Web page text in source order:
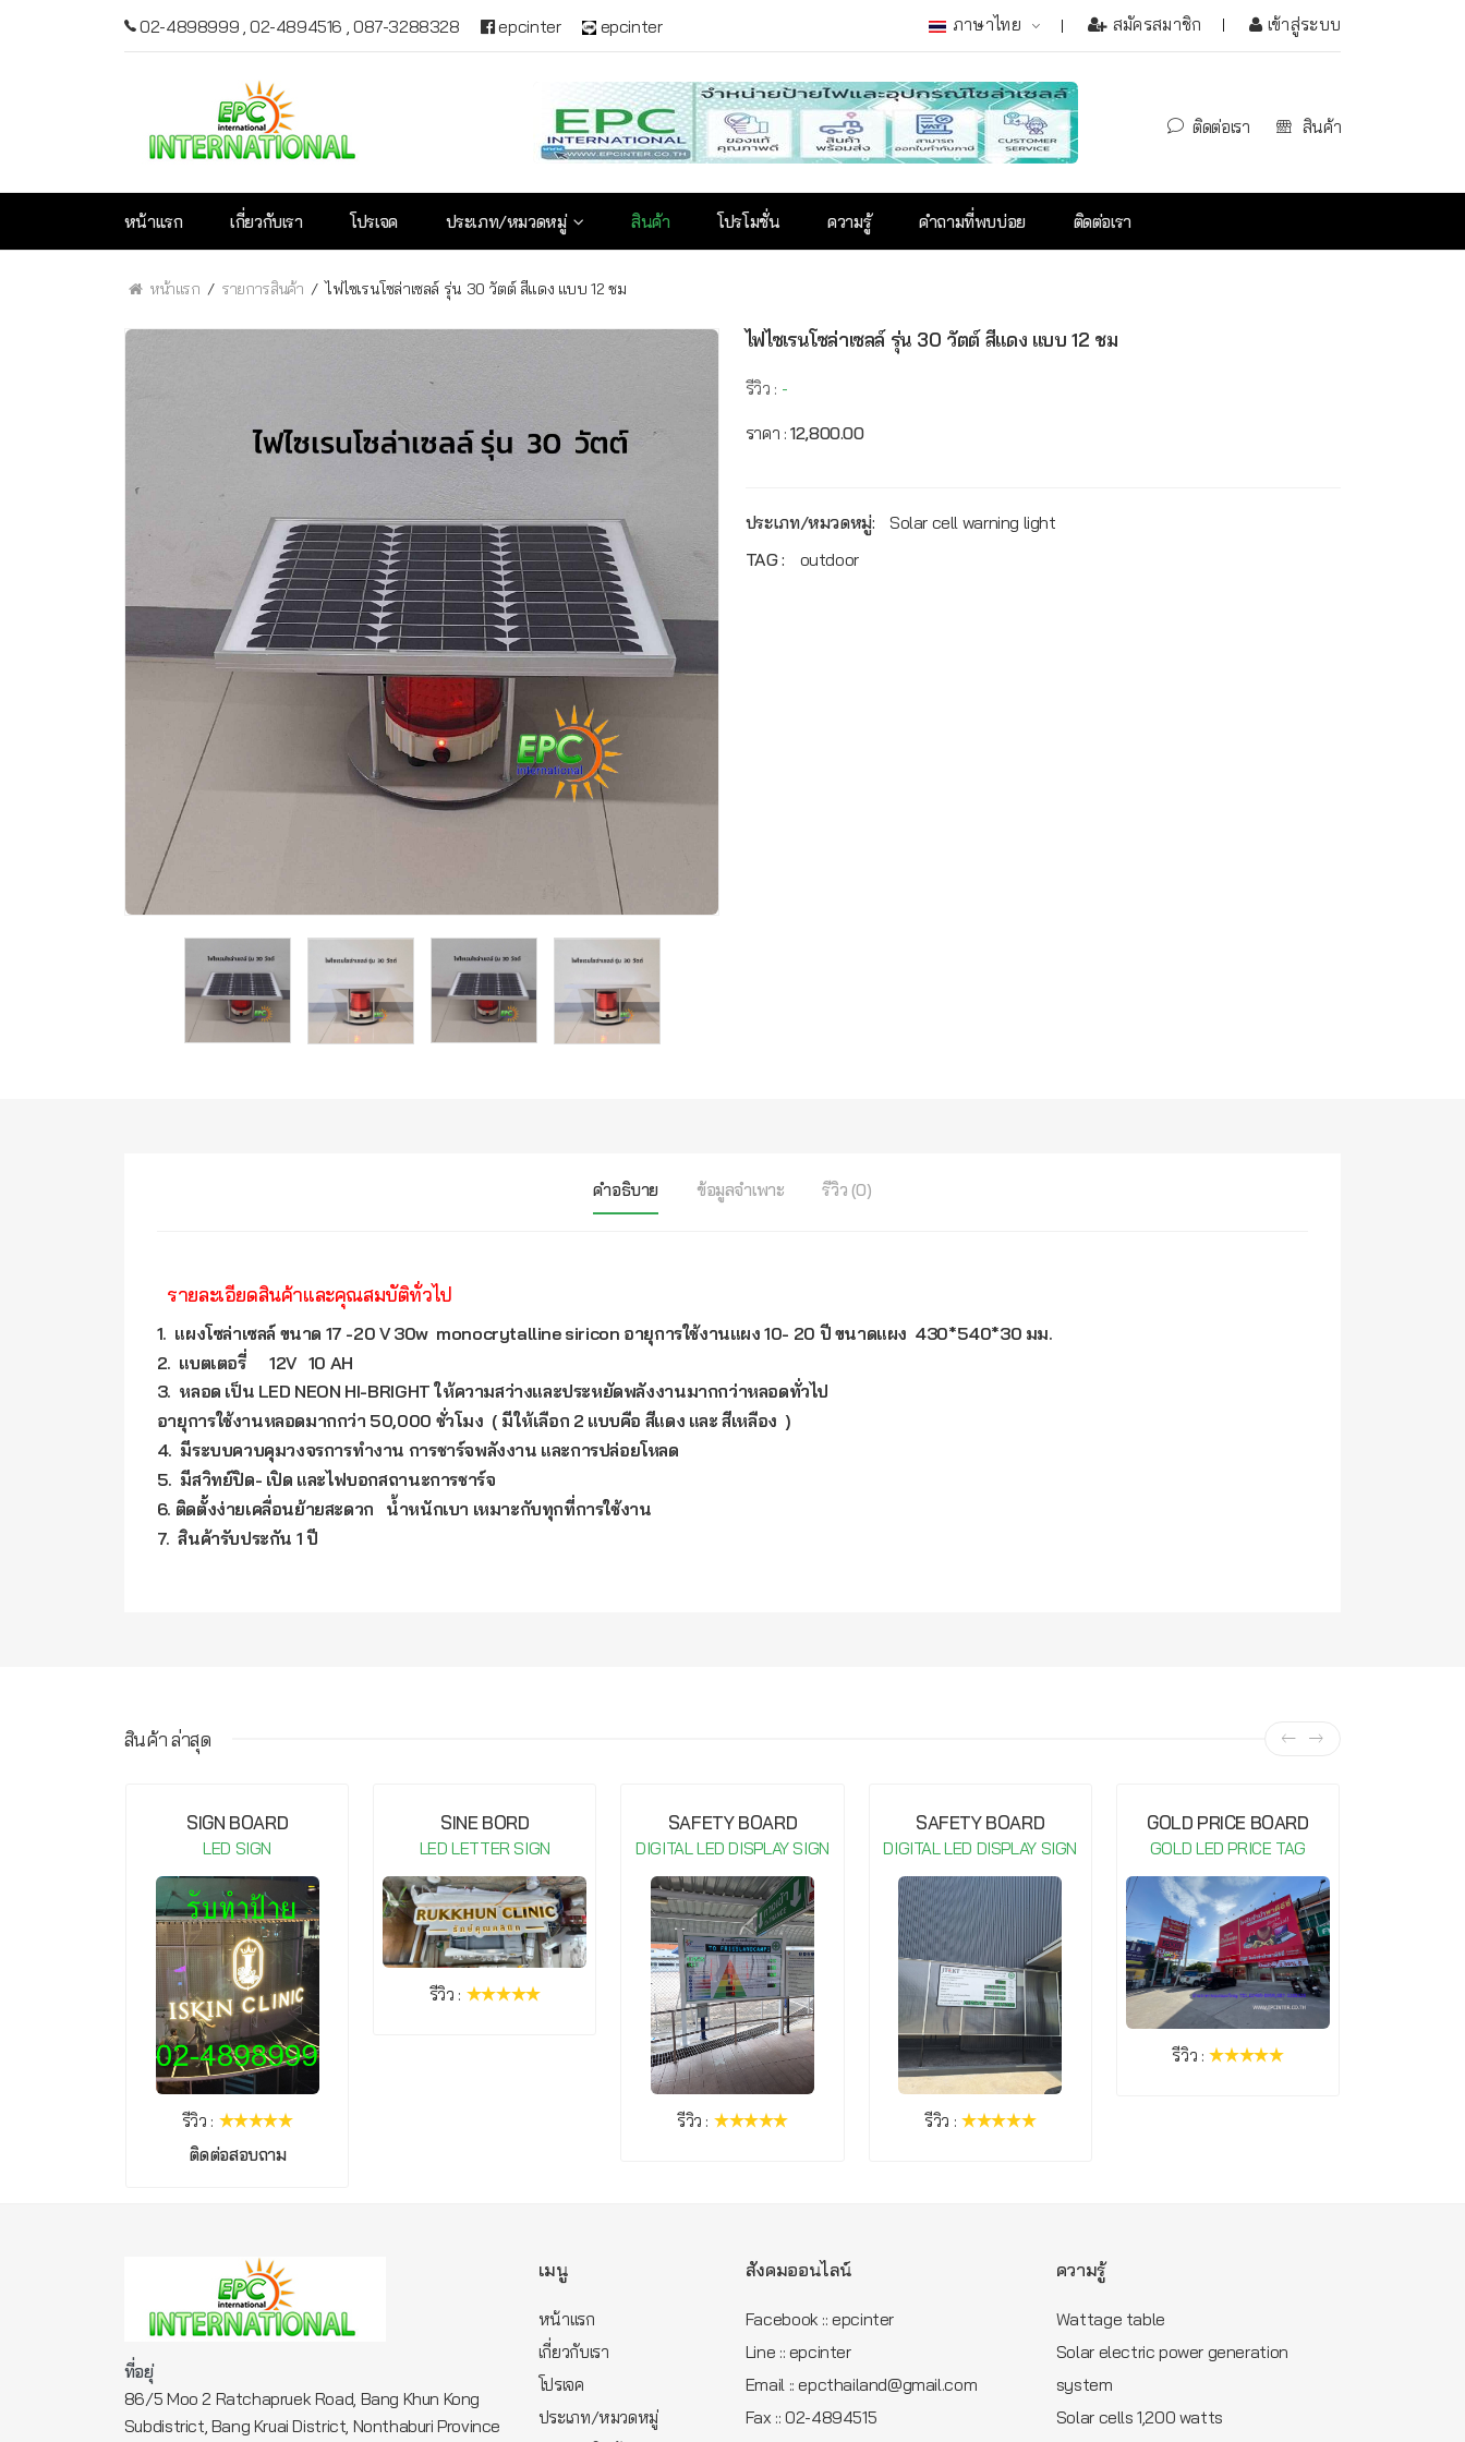
02-4898999 ,02-4894516 087-3288328 epcinter epcinter ภาษาไทย สมัครสมาชิก เข้าสู่ระบบ
ติดต่อเรา สินค้า
หน้าแรก เกี่ยวกับเรา โปรเจค ประเภท/หมวดหมู่ สินค้า โปรโมชั่น ความรู้ คำถามที่พบบ่อย ติดต่อเรา
หน้าแรก รายการสินค้า ไฟไซเรนโซล่าเซลล์ รุ่น 30 วัตต์ สีแดง แบบ 12 ชม
ไฟไซเรนโซล่าเซลล์ รุ่น 30 วัตต์ สีแดง แบบ 12 ชม
รีวิว : -
ราคา :12,800.00
ประเภท/หมวดหมู่:
Solar cell warning light
TAG :
outdoor
คำอธิบาย ข้อมูลจำเพาะ รีวิว (0)
รายละเอียดสินค้าและคุณสมบัติทั่วไป
1. แผงโซล่าเซลล์ ขนาด 17 -20 V 30w monocrytalline siricon อายุการใช้งานแผง 10- 20 ปี ขนาดแผง 430*540*30 มม.
2. แบตเตอรี่ 12V 10 AH
3. หลอด เป็น LED NEON HI-BRIGHT ให้ความสว่างและประหยัดพลังงานมากกว่าหลอดทั่วไป
อายุการใช้งานหลอดมากกว่า 50,000 ชั่วโมง ( มีให้เลือก 2 แบบคือ สีแดง และ สีเหลือง )
4. มีระบบควบคุมวงจรการทำงาน การชาร์จพลังงาน และการปล่อยโหลด
5. มีสวิทย์ปิด- เปิด และไฟบอกสถานะการชาร์จ
6. ติดตั้งง่ายเคลื่อนย้ายสะดวก น้ำหนักเบา เหมาะกับทุกที่การใช้งาน
7. สินค้ารับประกัน 1 ปี
สินค้า ล่าสุด
SIGN BOARD
LED SIGN
รีวิว :
ติดต่อสอบถาม
SINE BORD
LED LETTER SIGN
รีวิว :
SAFETY BOARD
DIGITAL LED DISPLAY SIGN
รีวิว :
SAFETY BOARD
DIGITAL LED DISPLAY SIGN
รีวิว :
GOLD PRICE BOARD
GOLD LED PRICE TAG
รีวิว :
ที่อยุ่
86/5 Moo 2 Ratchapruek Road, Bang Khun Kong
Subdistrict, Bang Kruai District, Nonthaburi Province
เมนู
หน้าแรก
เกี่ยวกับเรา
โปรเจค
ประเภท/หมวดหมู่
สังคมออนไลน์
Facebook :: epcinter
Line :: epcinter
Email :: epcthailand@gmail.com
Fax :: 02-4894515
ความรู้
Wattage table
Solar electric power generation
system
Solar cells 1,200 watts